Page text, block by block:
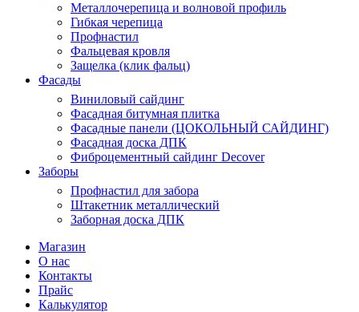
Металлочерепица и волновой профиль
Гибкая черепица
Профнастил
Фальцевая кровля
Защелка (клик фальц)
Фасады
Виниловый сайдинг
Фасадная битумная плитка
Фасадные панели (ЦОКОЛЬНЫЙ САЙДИНГ)
Фасадная доска ДПК
Фиброцементный сайдинг Decover
Заборы
Профнастил для забора
Штакетник металлический
Заборная доска ДПК
Магазин
О нас
Контакты
Прайс
Калькулятор